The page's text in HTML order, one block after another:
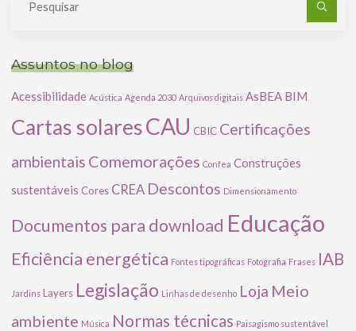
Assuntos no blog
Acessibilidade Acústica Agenda 2030 Arquivos digitais AsBEA BIM
Cartas solaresCAU CBIC Certificações
ambientais Comemorações Confea Construções
sustentáveis Cores CREA Descontos Dimensionamento
Documentos para download Educação
Eficiência energética Fontes tipográficas Fotografia Frases IAB
Jardins Layers Legislação Linhas de desenho Loja Meio
ambiente Música Normas técnicas Paisagismo sustentável